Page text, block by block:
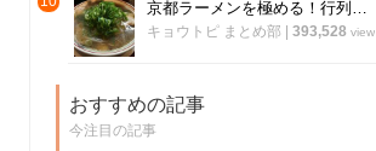
京都ラーメンを極める！行列必至の人気店「厳選12店」市内から郊外店まで
キョウトピ まとめ部 393,528 view
おすすめの記事
今注目の記事